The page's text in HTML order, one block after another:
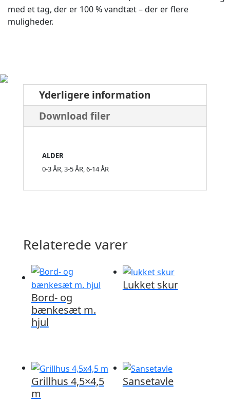
med et tag, der er 100 % vandtæt – der er flere
muligheder.
Yderligere information
Download filer
ALDER
0-3 ÅR, 3-5 ÅR, 6-14 ÅR
Relaterede varer
Bord- og
bænkesæt m.
hjul
Lukket skur
Grillhus 4,5×4,5
m
Sansetavle